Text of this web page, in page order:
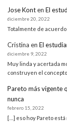
Jose Konten El
diciembre 20, 2022
Totalmente de
Cristina en El
diciembre 9, 2022
Muy linda y acertada
construyen el concepto
Pareto más vigente
nunca
febrero 15, 2022
[…] eso hoy Pareto